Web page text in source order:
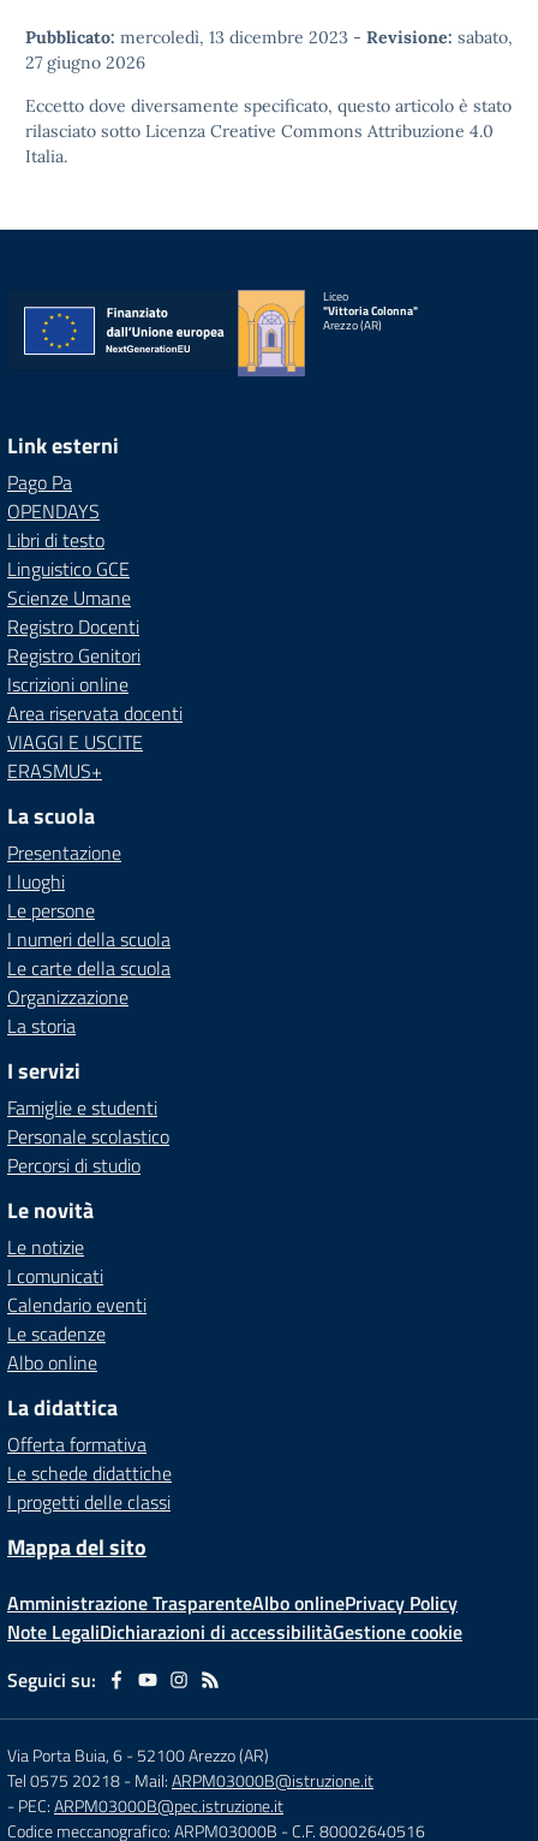
Pubblicato: mercoledì, 13 dicembre 2023 - Revisione: sabato,
27 giugno 2026
Eccetto dove diversamente specificato, questo articolo è stato
rilasciato sotto Licenza Creative Commons Attribuzione 4.0
Italia.
Liceo
"Vittoria Colonna"
Arezzo (AR)
Link esterni
Pago Pa
OPENDAYS
Libri di testo
Linguistico GCE
Scienze Umane
Registro Docenti
Registro Genitori
Iscrizioni online
Area riservata docenti
VIAGGI E USCITE
ERASMUS+
La scuola
Presentazione
I luoghi
Le persone
I numeri della scuola
Le carte della scuola
Organizzazione
La storia
I servizi
Famiglie e studenti
Personale scolastico
Percorsi di studio
Le novità
Le notizie
I comunicati
Calendario eventi
Le scadenze
Albo online
La didattica
Offerta formativa
Le schede didattiche
I progetti delle classi
Mappa del sito
Amministrazione TrasparenteAlbo onlinePrivacy Policy
Note LegaliDichiarazioni di accessibilitàGestione cookie
Seguici su:
Via Porta Buia, 6-52100 Arezzo (AR)
Tel 0575 20218- Mail:ARPM03000B@istruzione.it
- PEC:ARPM03000B@pec.istruzione.it
Codice meccanografico: ARPM03000B - C.F. 80002640516